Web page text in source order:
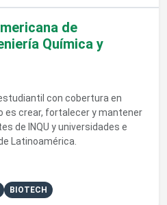
de
Química y
con cobertura en
es crear, fortalecer y mantener
de INQU y universidades e
Latinoamérica.
BIOTECH